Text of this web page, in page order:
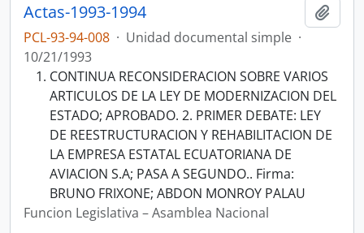
Actas-1993-1994
PCL-93-94-008 · Unidad documental simple ·
10/21/1993
CONTINUA RECONSIDERACION SOBRE VARIOS
ARTICULOS DE LA LEY DE MODERNIZACION DEL
ESTADO; APROBADO. 2. PRIMER DEBATE: LEY
DE REESTRUCTURACION Y REHABILITACION DE
LA EMPRESA ESTATAL ECUATORIANA DE
AVIACION S.A; PASA A SEGUNDO.. Firma:
BRUNO FRIXONE; ABDON MONROY PALAU
Funcion Legislativa – Asamblea Nacional